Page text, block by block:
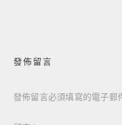
發佈留言
發佈留言必須填寫的電子郵